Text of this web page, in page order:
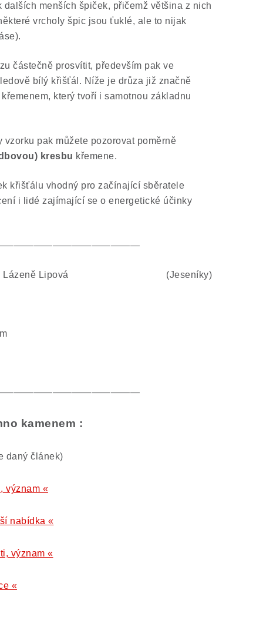
menších špiček, přičemž většina z nich
vrcholy špic jsou ťuklé, ale to nijak
částečně prosvítit, především pak ve
bílý křišťál. Níže je drůza již značně
který tvoří i samotnou základnu
pak můžete pozorovat poměrně
kresbu křemene.
křišťálu vhodný pro začínající sběratele
i lidé zajímající se o energetické účinky
- Lázeně Lipová (Jeseníky)
kamenem :
daný článek)
význam «
nabídka «
význam «
«